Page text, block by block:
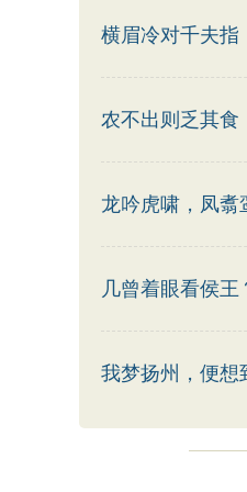
横眉冷对千夫指
农不出则乏其食
龙吟虎啸，凤翥
几曾着眼看侯王
我梦扬州，便想